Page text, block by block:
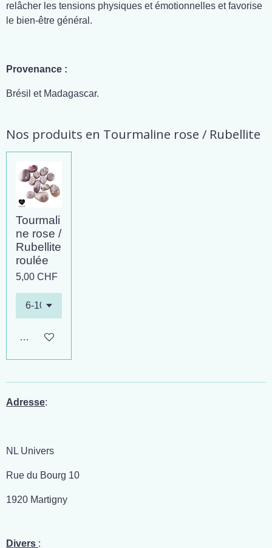
relâcher les tensions physiques et émotionnelles et favorise
le bien-être général.
Provenance :
Brésil et Madagascar.
Nos produits en Tourmaline rose / Rubellite
Tourmali
ne rose /
Rubellite
roulée
5,00 CHF
Ajouter au panier
Adresse:
NL Univers
Rue du Bourg 10
1920 Martigny
Divers :